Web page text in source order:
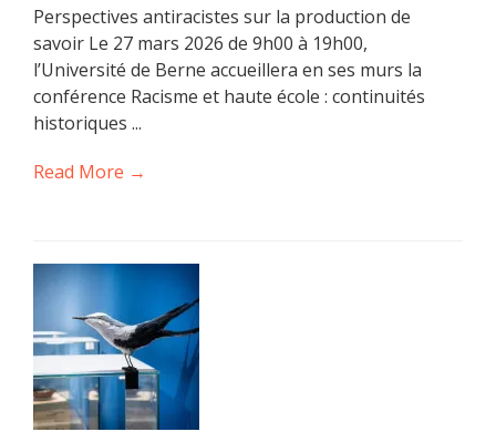
Perspectives antiracistes sur la production de
savoir Le 27 mars 2026 de 9h00 à 19h00,
l’Université de Berne accueillera en ses murs la
conférence Racisme et haute école : continuités
historiques ...
Read More →